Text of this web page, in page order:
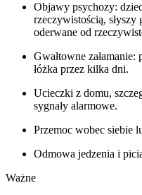
Objawy psychozy:
rzeczywistością, słyszy
oderwane od
Gwałtowne
łóżka przez kilka dni.
Ucieczki z domu,
sygnały alarmowe.
Przemoc wobec siebie
Odmowa jedzenia i
Ważne